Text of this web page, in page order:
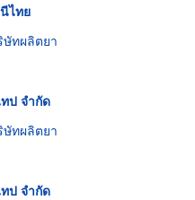
ไทย
ทผลิตยา
ป จำกัด
ทผลิตยา
ป จำกัด